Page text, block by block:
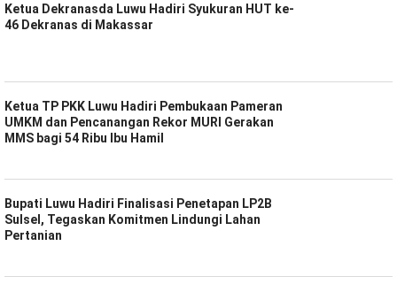
Ketua Dekranasda Luwu Hadiri Syukuran HUT ke-
46 Dekranas di Makassar
Ketua TP PKK Luwu Hadiri Pembukaan Pameran
UMKM dan Pencanangan Rekor MURI Gerakan
MMS bagi 54 Ribu Ibu Hamil
Bupati Luwu Hadiri Finalisasi Penetapan LP2B
Sulsel, Tegaskan Komitmen Lindungi Lahan
Pertanian